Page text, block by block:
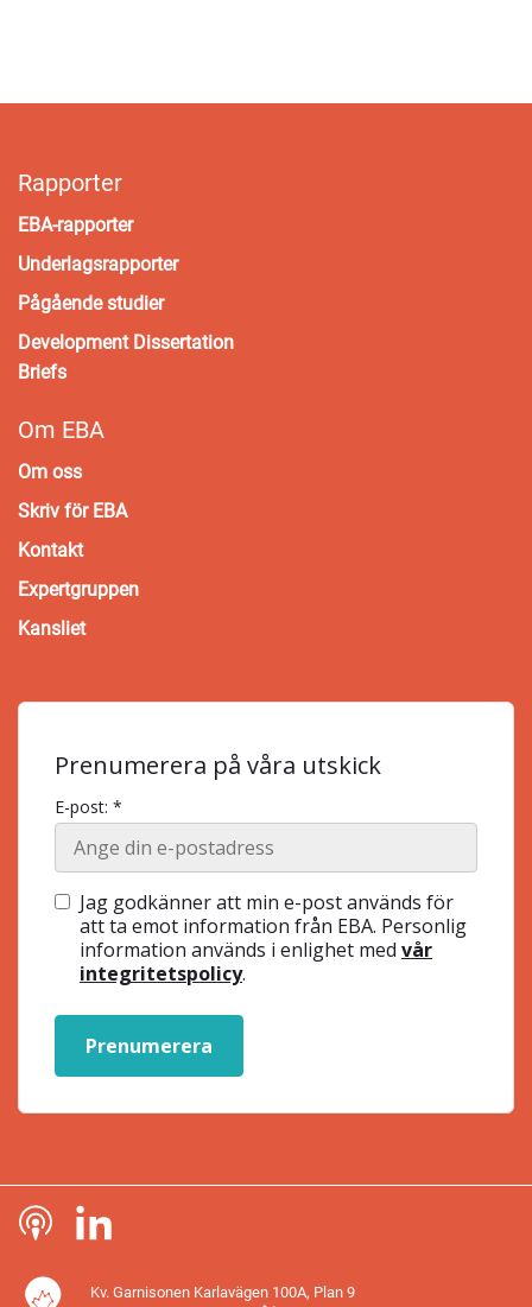
Rapporter
EBA-rapporter
Underlagsrapporter
Pågående studier
Development Dissertation
Briefs
Om EBA
Om oss
Skriv för EBA
Kontakt
Expertgruppen
Kansliet
Prenumerera på våra utskick
E-post: *
Jag godkänner att min e-post används för
att ta emot information från EBA. Personlig
information används i enlighet med vår
integritetspolicy.
Prenumerera
Kv. Garnisonen Karlavägen 100A, Plan 9